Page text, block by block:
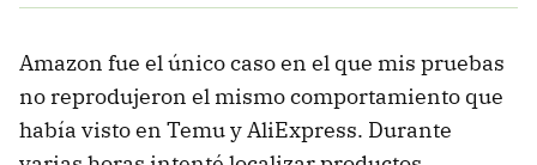
Amazon fue el único caso en el que mis pruebas
no reprodujeron el mismo comportamiento que
había visto en Temu y AliExpress. Durante